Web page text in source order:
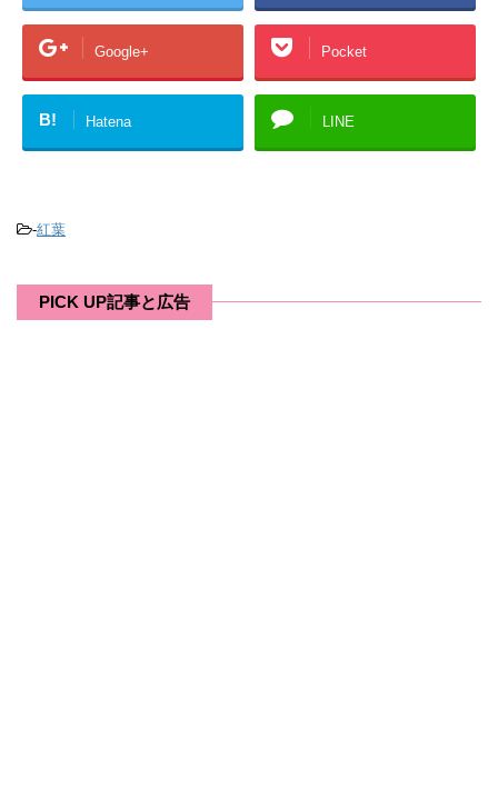
Google+ Pocket
B! Hatena LINE
-紅葉
PICK UP記事と広告